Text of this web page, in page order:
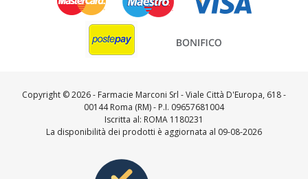
Copyright ©2026 - Farmacie Marconi Srl - Viale Città D'Europa, 618 -
00144 Roma (RM) - P.I. 09657681004
Iscritta al: ROMA 1180231
La disponibilità dei prodotti è aggiornata al 09-08-2026